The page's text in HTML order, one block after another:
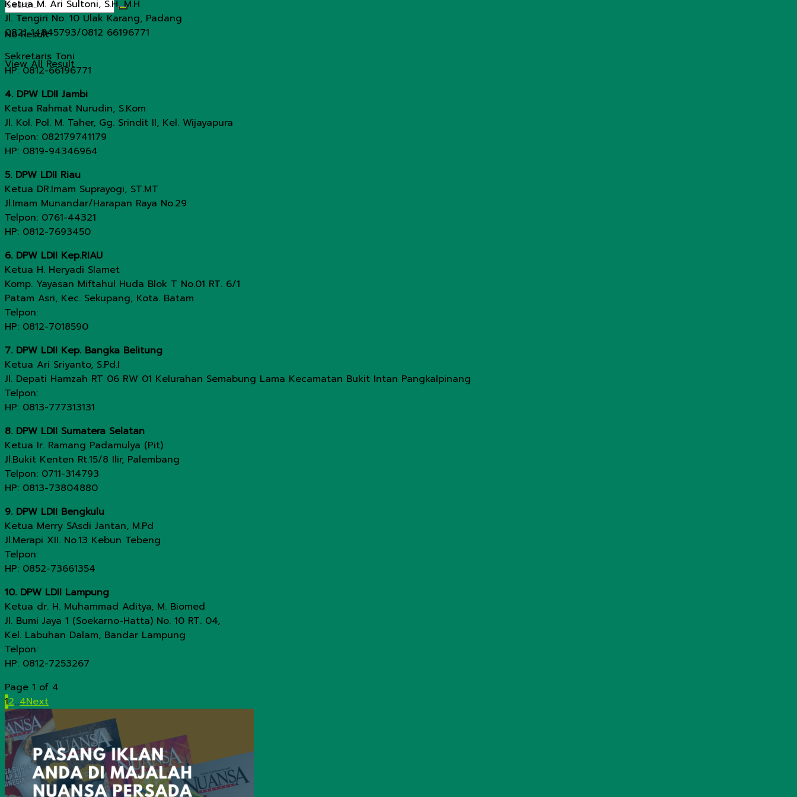
No Result
View All Result
Ketua M. Ari Sultoni, S.H, M.H
Jl. Tengiri No. 10 Ulak Karang, Padang
0821-14845793/0812 66196771
Sekretaris Toni
HP: 0812-66196771
4. DPW LDII Jambi
Ketua Rahmat Nurudin, S.Kom
Jl. Kol. Pol. M. Taher, Gg. Srindit II, Kel. Wijayapura
Telpon: 082179741179
HP: 0819-94346964
5. DPW LDII Riau
Ketua DR.Imam Suprayogi, ST.MT
Jl.Imam Munandar/Harapan Raya No.29
Telpon: 0761-44321
HP: 0812-7693450
6. DPW LDII Kep.RIAU
Ketua H. Heryadi Slamet
Komp. Yayasan Miftahul Huda Blok T No.01 RT. 6/1
Patam Asri, Kec. Sekupang, Kota. Batam
Telpon:
HP: 0812-7018590
7. DPW LDII Kep. Bangka Belitung
Ketua Ari Sriyanto, S.Pd.I
Jl. Depati Hamzah RT 06 RW 01 Kelurahan Semabung Lama Kecamatan Bukit Intan Pangkalpinang
Telpon:
HP: 0813-777313131
8. DPW LDII Sumatera Selatan
Ketua Ir. Ramang Padamulya (Pit)
Jl.Bukit Kenten Rt.15/8 Ilir, Palembang
Telpon: 0711-314793
HP: 0813-73804880
9. DPW LDII Bengkulu
Ketua Merry SAsdi Jantan, M.Pd
Jl.Merapi XII. No.13 Kebun Tebeng
Telpon:
HP: 0852-73661354
10. DPW LDII Lampung
Ketua dr. H. Muhammad Aditya, M. Biomed
Jl. Bumi Jaya 1 (Soekarno-Hatta) No. 10 RT. 04,
Kel. Labuhan Dalam, Bandar Lampung
Telpon:
HP: 0812-7253267
Page 1 of 4
12...4Next